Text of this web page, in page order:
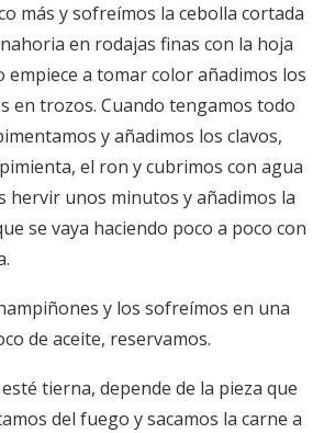
más y sofreímos la cebolla cortada
en rodajas finas con la hoja
empiece a tomar color añadimos los
en trozos. Cuando tengamos todo
y añadimos los clavos,
el ron y cubrimos con agua
hervir unos minutos y añadimos la
se vaya haciendo poco a poco con
y los sofreímos en una
de aceite, reservamos.
tierna, depende de la pieza que
del fuego y sacamos la carne a